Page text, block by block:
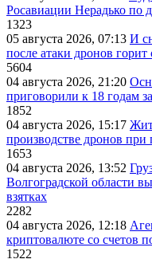
Росавиации Нерадько по
1323
05 августа 2026, 07:13 И
после атаки дронов
5604
04 августа 2026, 21:20
приговорили к 18 годам
1852
04 августа 2026, 15:17
производстве дронов
1653
04 августа 2026, 13:52
Волгоградской области
взятках
2282
04 августа 2026, 12:18
криптовалюте со счетов
1522